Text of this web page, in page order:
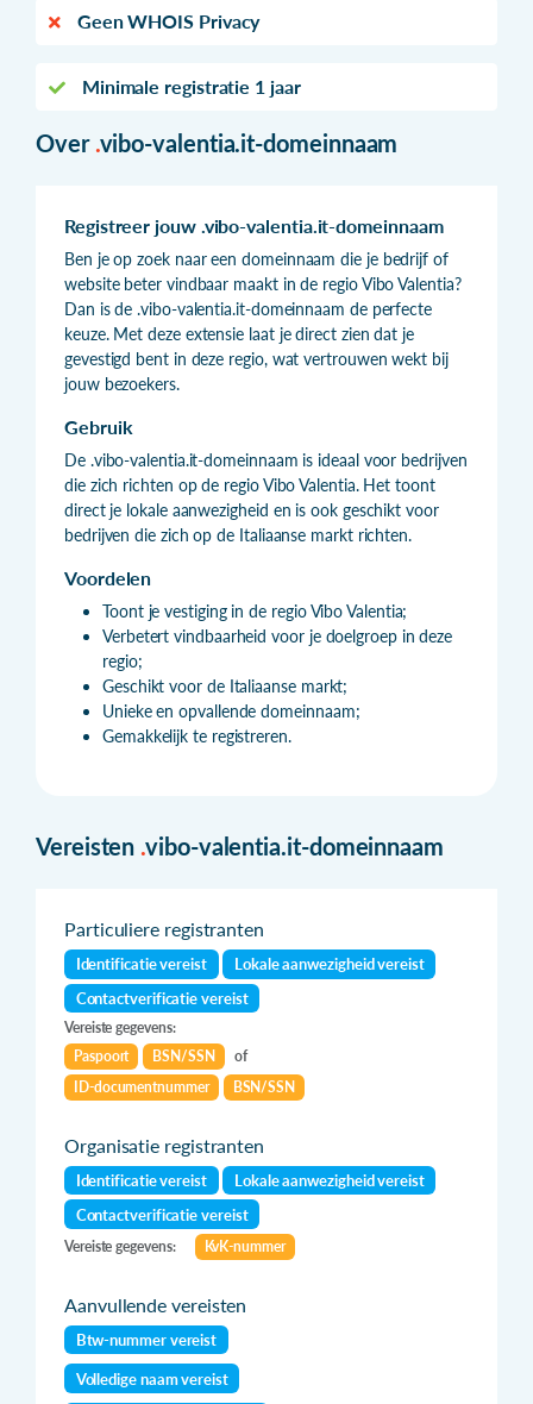
Geen WHOIS Privacy
Minimale registratie 1 jaar
Over .vibo-valentia.it-domeinnaam
Registreer jouw .vibo-valentia.it-domeinnaam
Ben je op zoek naar een domeinnaam die je bedrijf of
website beter vindbaar maakt in de regio Vibo Valentia?
Dan is de .vibo-valentia.it-domeinnaam de perfecte
keuze. Met deze extensie laat je direct zien dat je
gevestigd bent in deze regio, wat vertrouwen wekt bij
jouw bezoekers.
Gebruik
De .vibo-valentia.it-domeinnaam is ideaal voor bedrijven
die zich richten op de regio Vibo Valentia. Het toont
direct je lokale aanwezigheid en is ook geschikt voor
bedrijven die zich op de Italiaanse markt richten.
Voordelen
Toont je vestiging in de regio Vibo Valentia;
Verbetert vindbaarheid voor je doelgroep in deze
regio;
Geschikt voor de Italiaanse markt;
Unieke en opvallende domeinnaam;
Gemakkelijk te registreren.
Vereisten .vibo-valentia.it-domeinnaam
Particuliere registranten
Identificatie vereist
Lokale aanwezigheid vereist
Contactverificatie vereist
Vereiste gegevens:
Paspoort
BSN/SSN
of
ID-documentnummer
BSN/SSN
Organisatie registranten
Identificatie vereist
Lokale aanwezigheid vereist
Contactverificatie vereist
Vereiste gegevens: KvK-nummer
Aanvullende vereisten
Btw-nummer vereist
Volledige naam vereist